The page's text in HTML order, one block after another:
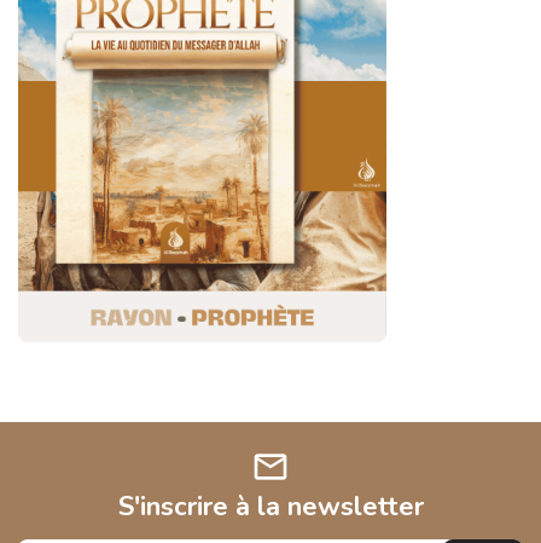
mail
S'inscrire à la newsletter